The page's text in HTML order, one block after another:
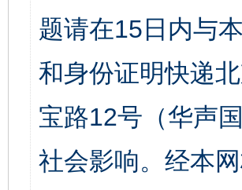
题请在15日内与
和身份证明快递
宝路12号（华声
社会影响。经本